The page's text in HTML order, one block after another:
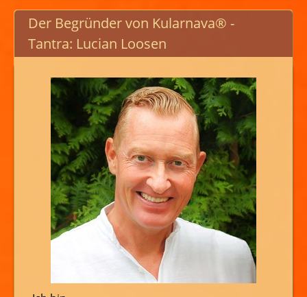
Der Begründer von Kularnava® -
Tantra: Lucian Loosen